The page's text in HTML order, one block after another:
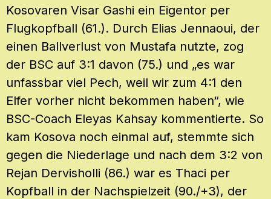
Kosovaren Visar Gashi ein Eigentor per
Flugkopfball (61.). Durch Elias Jennaoui, der
einen Ballverlust von Mustafa nutzte, zog
der BSC auf 3:1 davon (75.) und „es war
unfassbar viel Pech, weil wir zum 4:1 den
Elfer vorher nicht bekommen haben“, wie
BSC-Coach Eleyas Kahsay kommentierte. So
kam Kosova noch einmal auf, stemmte sich
gegen die Niederlage und nach dem 3:2 von
Rejan Dervisholli (86.) war es Thaci per
Kopfball in der Nachspielzeit (90./+3), der